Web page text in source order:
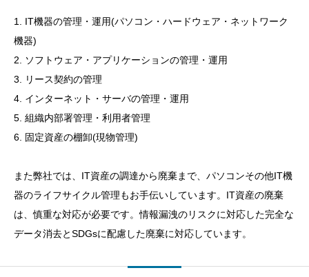
1. IT機器の管理・運用(パソコン・ハードウェア・ネットワーク
機器)
2. ソフトウェア・アプリケーションの管理・運用
3. リース契約の管理
4. インターネット・サーバの管理・運用
5. 組織内部署管理・利用者管理
6. 固定資産の棚卸(現物管理)
また弊社では、IT資産の調達から廃棄まで、パソコンその他IT機
器のライフサイクル管理もお手伝いしています。IT資産の廃棄
は、慎重な対応が必要です。情報漏洩のリスクに対応した完全な
データ消去とSDGsに配慮した廃棄に対応しています。